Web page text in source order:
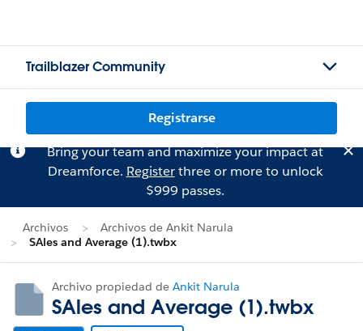
Trailblazer Community
Registrarse
Bring your team and maximize your impact at
Dreamforce. Registerthree or more to unlock
$999 passes.
Archivos
Archivos de Ankit Narula
SAles and Average (1).twbx
Archivo propiedad de Ankit Narula
SAles and Average (1).twbx